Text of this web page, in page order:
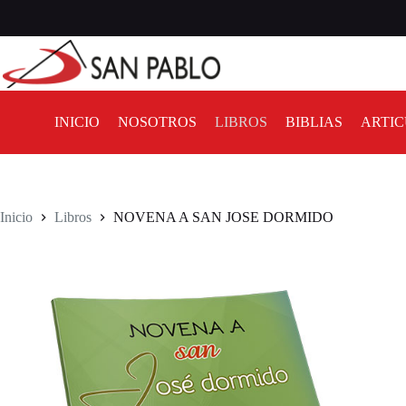
INICIO NOSOTROS LIBROS BIBLIAS
Inicio Libros NOVENA A SAN JOSE DORMIDO